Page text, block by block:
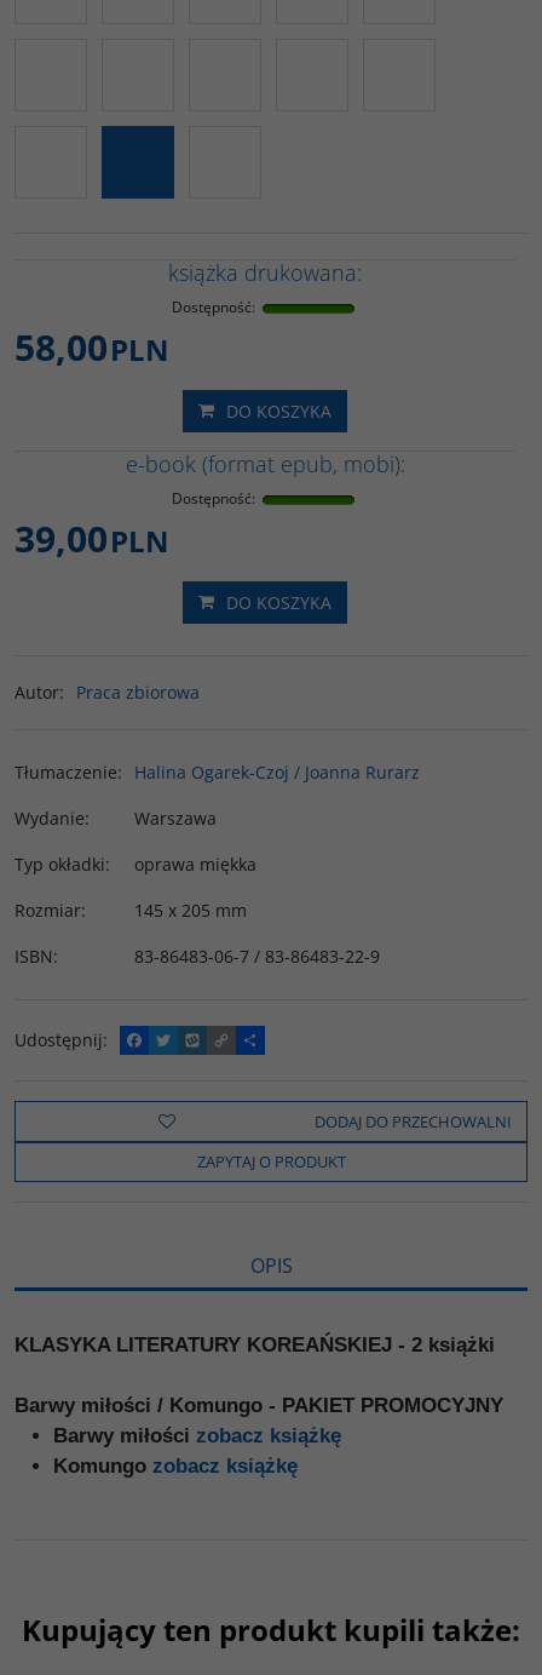
książka drukowana:
Dostępność:
58,00PLN
DO KOSZYKA
e-book (format epub, mobi):
Dostępność:
39,00PLN
DO KOSZYKA
Autor: Praca zbiorowa
Tłumaczenie:
Halina Ogarek-Czoj / Joanna Rurarz
Wydanie:
Warszawa
Typ okładki:
oprawa miękka
Rozmiar:
145 x 205 mm
ISBN: 83-86483-06-7 / 83-86483-22-9
Udostępnij:
F
a
e
o
k
T
w
t
t
e
W
y
o
C
o
y
i
n
k
P
o
z
e
l
s
DODAJ DO PRZECHOWALNI
ZAPYTAJ O PRODUKT
OPIS
KLASYKA LITERATURY KOREAŃSKIEJ - 2 książki
Barwy miłości / Komungo - PAKIET PROMOCYJNY
Barwy miłości zobacz książkę
Komungo zobacz książkę
Kupujący ten produkt kupili także: